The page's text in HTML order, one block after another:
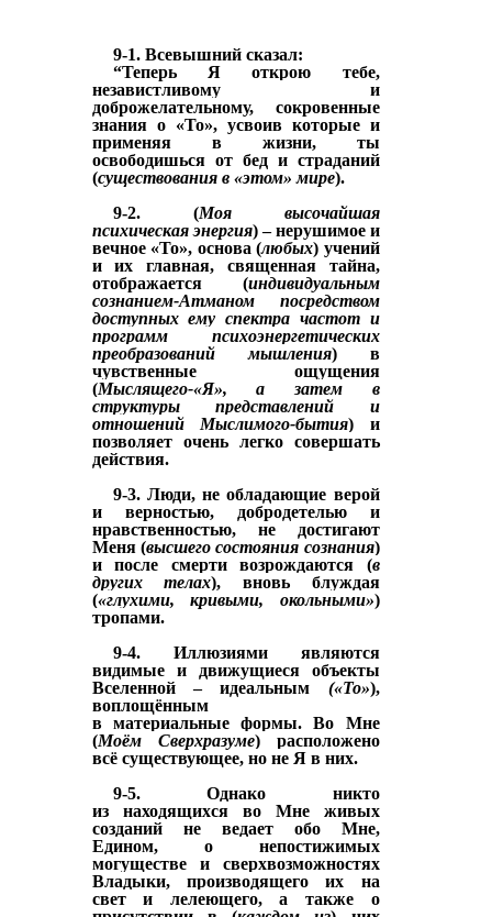
9-1. Всевышний сказал:
“Теперь Я открою тебе,
независтливомуи
доброжелательному, сокровенные
знания о «То», усвоив которые и
применяя в жизни, ты
освободишься от бед и страданий
(существования в «этом» мире).
9-2. (Моя высочайшая
психическая энергия)– нерушимое и
вечное «То», основа (любых) учений
и их главная, священная тайна,
отображается (индивидуальным
сознанием-Атманом посредством
доступных ему спектра частот и
программ психоэнергетических
преобразований мышления) в
чувственные ощущения
(Мыслящего-«Я», а затем в
структуры представлений и
отношений Мыслимого-бытия) и
позволяет очень легко совершать
действия.
9-3. Люди, не обладающие верой
и верностью, добродетелью и
нравственностью, не достигают
Меня (высшего состояния сознания)
ипосле смерти возрождаются (в
других телах), вновь блуждая
(«глухими, кривыми, окольными»)
тропами.
9-4. Иллюзиями являются
видимые и движущиеся объекты
Вселенной –
идеальным («То»),
воплощённым
в материальные
формы. Во Мне
(Моём Сверхразуме) расположено
всё существующее, но не Я в них.
9-5. Однако никто
изнаходящихся во Мне живых
созданий не ведает обо Мне,
Едином, о непостижимых
могуществе и сверхвозможностях
Владыки, производящего их на
свет и лелеющего, а также о